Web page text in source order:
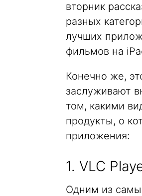
вторник
разных
лучших
фильмов на
Конечно же,
заслуживают
том, какими
продукты, о
приложения:
1. VLC
Одним из